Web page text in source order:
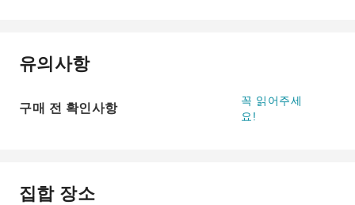
유의사항
구매 전 확인사항
꼭 읽어주세
요!
집합 장소